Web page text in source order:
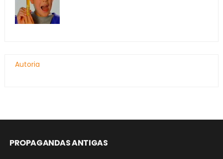
Autoria
PROPAGANDAS ANTIGAS